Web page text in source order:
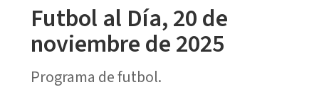
Futbol al Día, 20 de
noviembre de 2025
Programa de futbol.